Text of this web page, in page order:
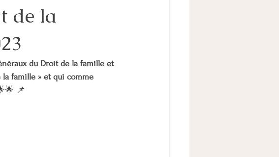
SANTE MENTALE ADOLESCENCE
de la
du Droit de la famille et
famille » et qui comme
📌